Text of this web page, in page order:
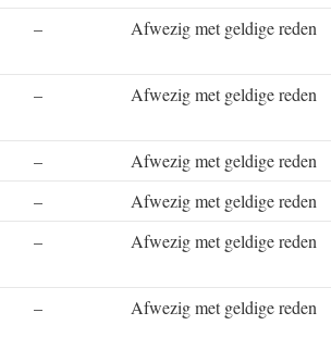
– Afwezig met geldige reden
– Afwezig met geldige reden
–
Afwezig met geldige reden
–
Afwezig met geldige reden
– Afwezig met geldige reden
– Afwezig met geldige reden